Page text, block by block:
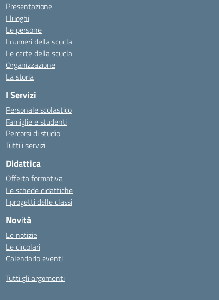
Presentazione
I luoghi
Le persone
I numeri della scuola
Le carte della scuola
Organizzazione
La storia
I Servizi
Personale scolastico
Famiglie e studenti
Percorsi di studio
Tutti i servizi
Didattica
Offerta formativa
Le schede didattiche
I progetti delle classi
Novità
Le notizie
Le circolari
Calendario eventi
Tutti gli argomenti